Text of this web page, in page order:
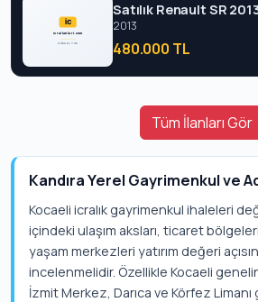
Satılık Renault SR
2013
480.000 TL
Tüm İlanları Gör
Kandıra Yerel Gayrimenkul ve
Kocaeli icralık gayrimenkul ihaleleri
içindeki ulaşım aksları, ticaret
yaşam merkezleri yatırım değeri
incelenmelidir. Özellikle Kocaeli
İzmit Merkez, Darıca ve Körfez